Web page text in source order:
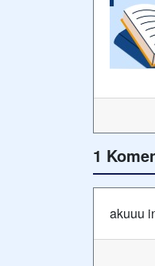
1
akuuu